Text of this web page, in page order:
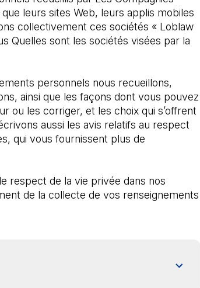
leurs sites Web, leurs applis mobiles
collectivement ces sociétés « Loblaw
Quelles sont les sociétés visées par la
personnels nous recueillons,
ainsi que les façons dont vous pouvez
ou les corriger, et les choix qui s’offrent
aussi les avis relatifs au respect
qui vous fournissent plus de
respect de la vie privée dans nos
de la collecte de vos renseignements